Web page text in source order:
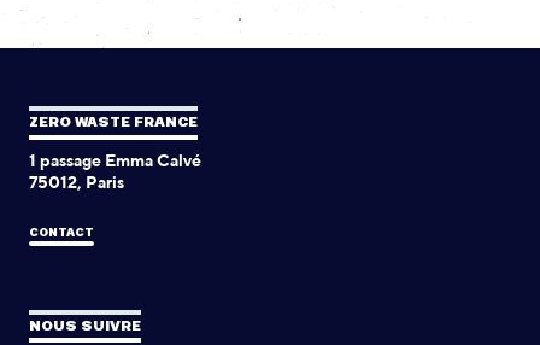
ZERO WASTE FRANCE
1 passage Emma Calvé
75012, Paris
CONTACT
NOUS SUIVRE